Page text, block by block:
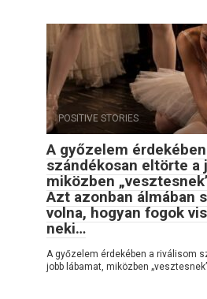
POSITIVE STORIES
A győzelem
szándékosan eltörte a
miközben
Azt azonban álmában
volna, hogyan fogok
neki…
A győzelem érdekében a riválisom
jobb lábamat, miközben